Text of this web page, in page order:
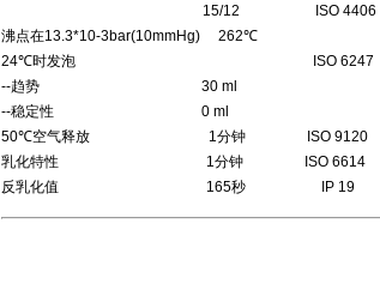
15/12 ISO 4406
沸点在13.3*10-3bar(10mmHg) 262℃
24℃时发泡 ISO 6247
--趋势 30 ml
--稳定性 0 ml
50℃空气释放 1分钟 ISO 9120
乳化特性 1分钟 ISO 6614
反乳化值 165秒 IP 19